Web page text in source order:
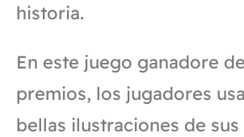
historia.
En este juego ganadore
premios, los jugadores
bellas ilustraciones de